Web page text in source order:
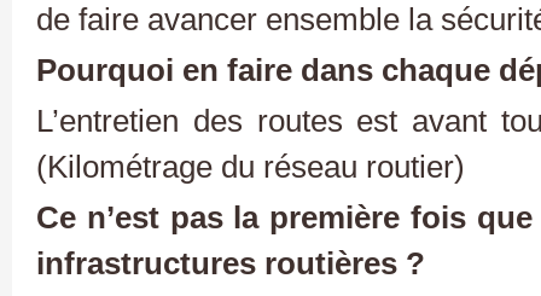
de faire avancer ensemble la
Pourquoi en faire dans chaque
L’entretien des routes est avant
(Kilométrage du réseau routier)
Ce n’est pas la première fois
infrastructures routières ?